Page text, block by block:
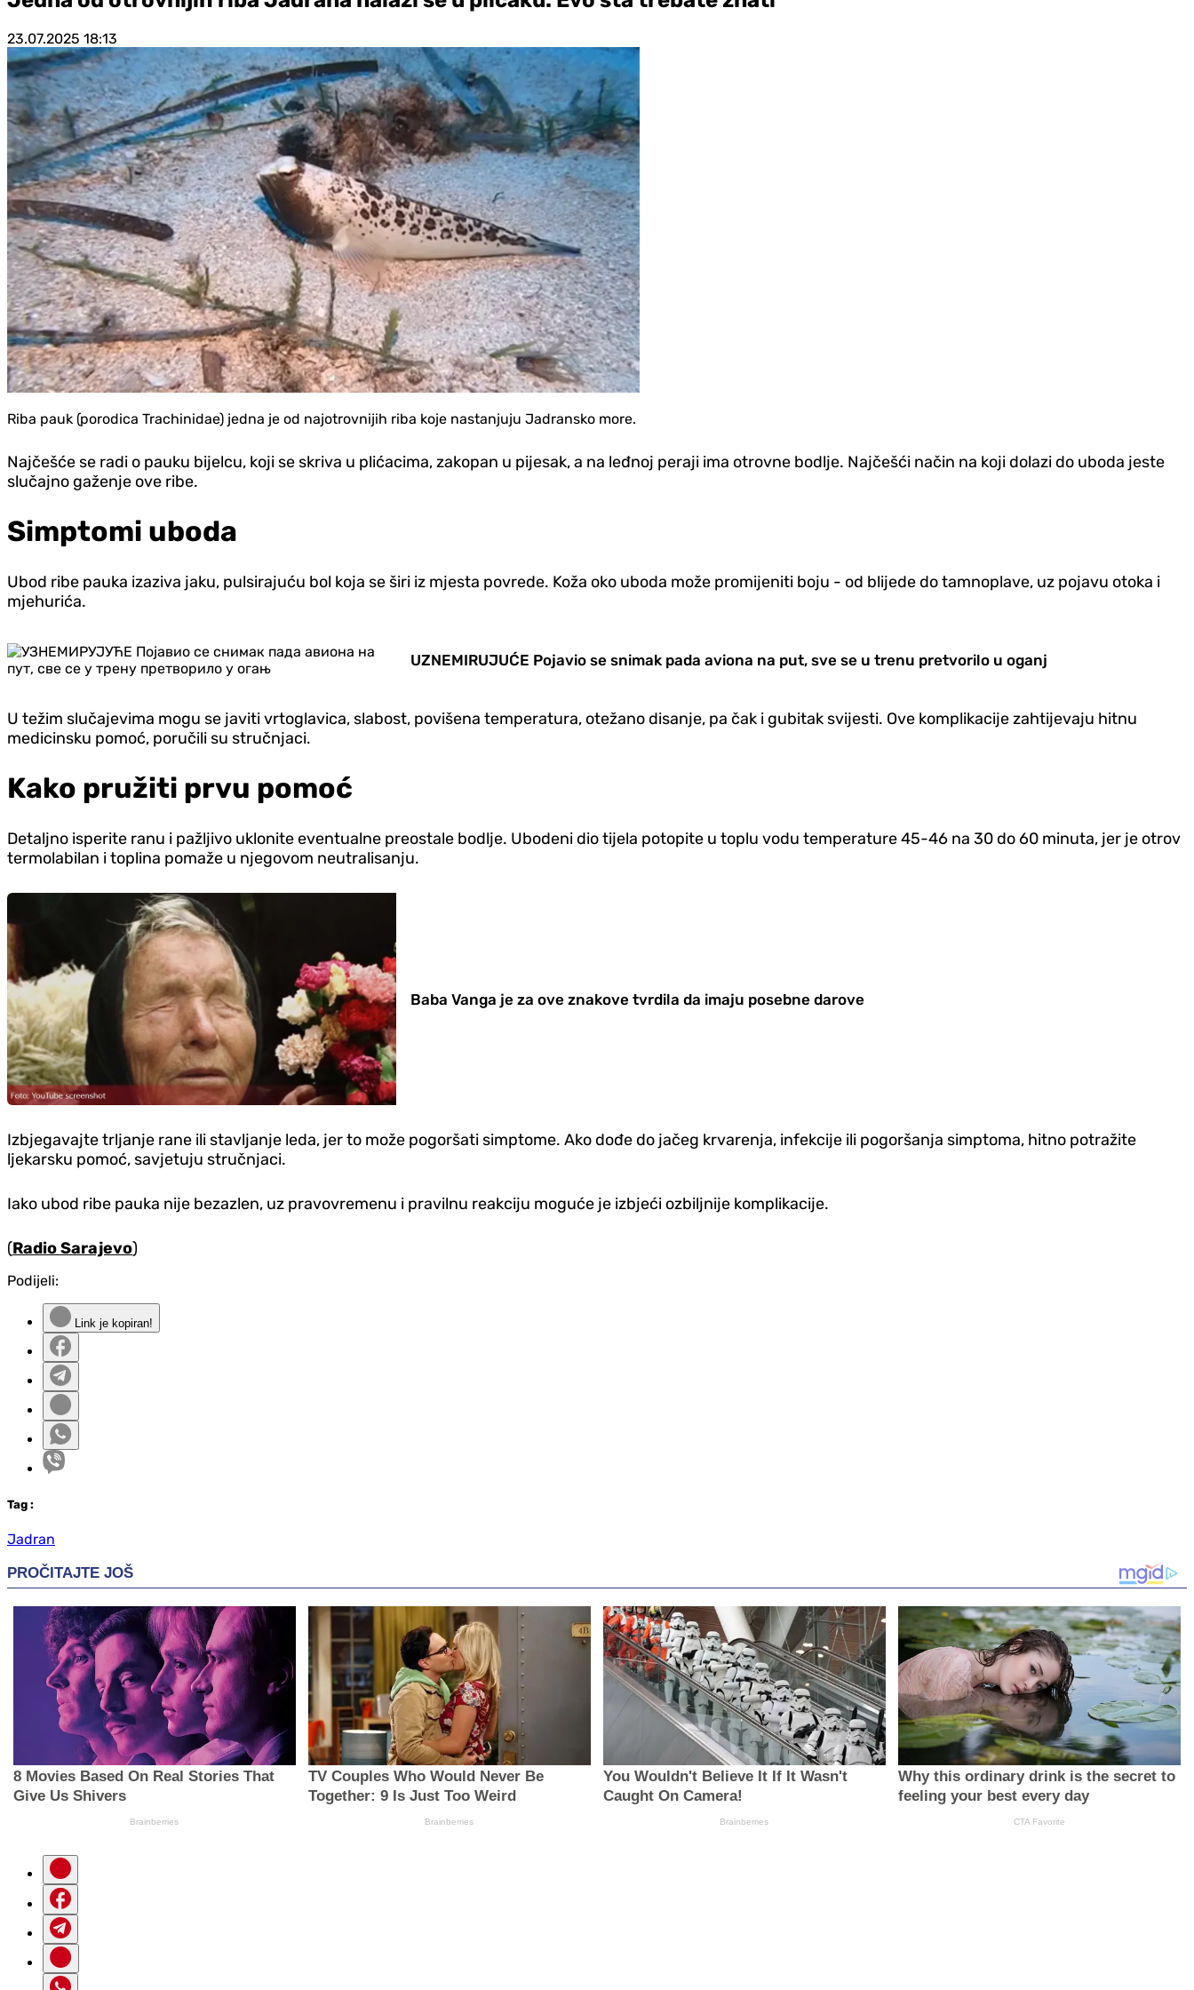
23.07.2025 18:13
Riba pauk (porodica Trachinidae) jedna je od najotrovnijih riba koje nastanjuju Jadransko more.
Najčešće se radi o pauku bijelcu, koji se skriva u plićacima, zakopan u pijesak, a na leđnoj peraji ima otrovne bodlje. Najčešći način na koji dolazi do uboda jeste
slučajno gaženje ove ribe.
Simptomi uboda
Ubod ribe pauka izaziva jaku, pulsirajuću bol koja se širi iz mjesta povrede. Koža oko uboda može promijeniti boju - od blijede do tamnoplave, uz pojavu otoka i
mjehurića.
UZNEMIRUJUĆE Pojavio se snimak pada aviona na put, sve se u trenu pretvorilo u oganj
U težim slučajevima mogu se javiti vrtoglavica, slabost, povišena temperatura, otežano disanje, pa čak i gubitak svijesti. Ove komplikacije zahtijevaju hitnu
medicinsku pomoć, poručili su stručnjaci.
Kako pružiti prvu pomoć
Detaljno isperite ranu i pažljivo uklonite eventualne preostale bodlje. Ubodeni dio tijela potopite u toplu vodu temperature 45-46 na 30 do 60 minuta, jer je otrov
termolabilan i toplina pomaže u njegovom neutralisanju.
Baba Vanga je za ove znakove tvrdila da imaju posebne darove
Izbjegavajte trljanje rane ili stavljanje leda, jer to može pogoršati simptome. Ako dođe do jačeg krvarenja, infekcije ili pogoršanja simptoma, hitno potražite
ljekarsku pomoć, savjetuju stručnjaci.
Iako ubod ribe pauka nije bezazlen, uz pravovremenu i pravilnu reakciju moguće je izbjeći ozbiljnije komplikacije.
(Radio Sarajevo)
Podijeli:
Link je kopiran!
Tag :
Jadran